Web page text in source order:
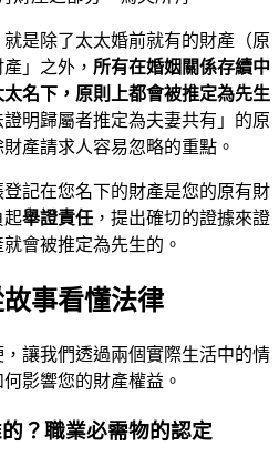
是除了太太婚前就有的財產（原
」之外， 所有在婚姻關係存續中
名下，原則上都會被推定為先生
證明歸屬者推定為夫妻共有」的原
產請求人容易忽略的重點。
記在您名下的財產是您的原有財
起舉證責任 ，提出確切的證據來證
會被推定為先生的。
事看懂法律
讓我們透過兩個實際生活中的情
影響您的財產權益。
？職業必需物的認定